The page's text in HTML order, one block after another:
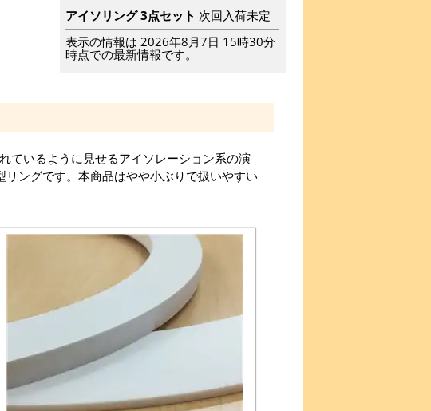
アイソリング 3点セット 次回入荷未定
表示の情報は 2026年8月7日 15時30分
時点での最新情報です。
ているように見せるアイソレーション系の演
ングです。本商品はやや小ぶりで扱いやすい